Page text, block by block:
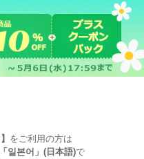
をご利用の方は
「일본어」(日本語)で